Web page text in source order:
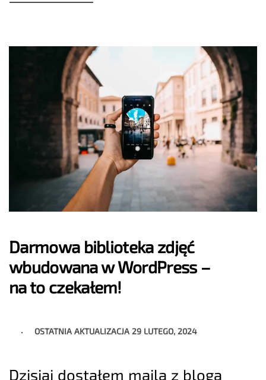
Darmowa biblioteka zdjęć
wbudowana w WordPress –
na to czekałem!
OSTATNIA AKTUALIZACJA 29 LUTEGO, 2024
Dzisiaj dostałem maila z bloga